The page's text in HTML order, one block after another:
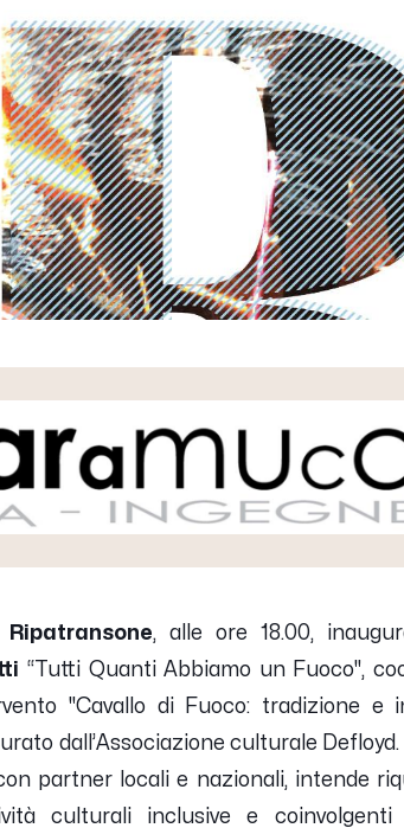
Ripatransone, alle ore 18.00,
“Tutti Quanti Abbiamo un Fuoco",
"Cavallo di Fuoco: tradizione e
dall’Associazione culturale Defloyd.
partner locali e nazionali, intende
culturali inclusive e